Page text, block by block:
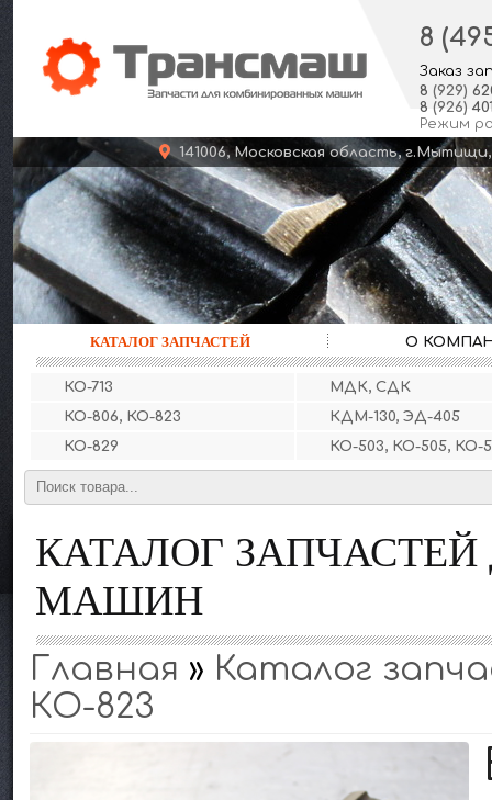
8
Заказ
8 (929)
8 (926)
Режим
141006, Московская область,
КАТАЛОГ ЗАПЧАСТЕЙ О
КО-713
МДК, СДК
КО-806, КО-823
КДМ-130, ЭД-405
КО-829
КО-503, КО-505, КО-
КАТАЛОГ
МАШИН
Главная » Каталог
КО-823